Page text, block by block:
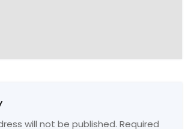
will not be published. Required